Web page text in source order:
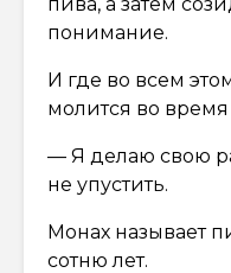
понимание.
И где во всем
молится во время
— Я делаю свою
не упустить.
Монах называет
сотню лет.